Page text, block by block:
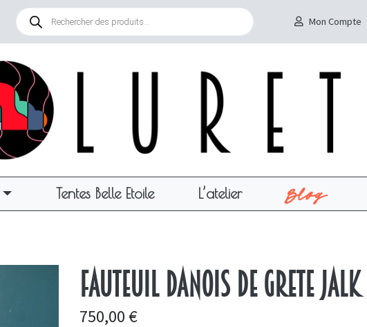
Recherche
produits
Mon Compte
Tentes Belle Etoile L’atelier Blog
Fauteuil danois de Grete Jalk
750,00 €